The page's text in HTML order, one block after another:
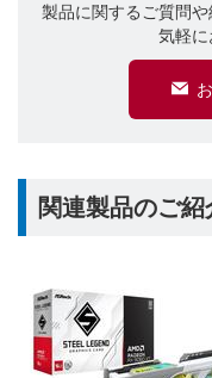
製品に関するご質問
気軽
関連製品のご紹